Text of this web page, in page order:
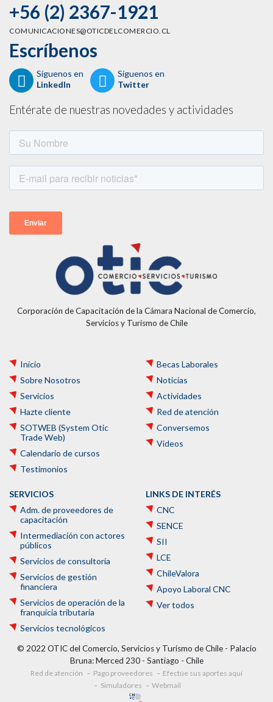
+56 (2) 2367-1921
COMUNICACIONES@OTICDELCOMERCIO.CL
Escríbenos
Síguenos en
LinkedIn
Síguenos en
Twitter
Entérate de nuestras novedades y actividades
Corporación de Capacitación de la Cámara Nacional de Comercio,
Servicios y Turismo de Chile
Inicio
Sobre Nosotros
Servicios
Hazte cliente
SOTWEB (System Otic
Trade Web)
Calendario de cursos
Testimonios
Becas Laborales
Noticias
Actividades
Red de atención
Conversemos
Videos
SERVICIOS
Adm. de proveedores de
capacitación
Intermediación con actores
públicos
Servicios de consultoría
Servicios de gestión
financiera
Servicios de operación de la
franquicia tributaria
Servicios tecnológicos
LINKS DE INTERÉS
CNC
SENCE
SII
LCE
ChileValora
Apoyo Laboral CNC
Ver todos
© 2022 OTIC del Comercio, Servicios y Turismo de Chile - Palacio
Bruna: Merced 230 - Santiago - Chile
Red de atención Pago proveedores
Efectúe sus aportes aquí
Simuladores
Webmail